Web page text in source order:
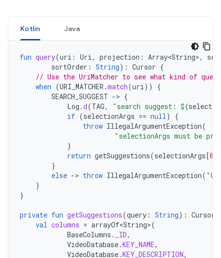
Kotlin Java
fun query(uri : Uri, projection : Array<String>,
sortOrder : String): Cursor {
// Use the UriMatcher to see what kind of
when (URI_MATCHER .match(uri))
{
SEARCH_SUGGEST -> {
Log .d(TAG, "search suggest: ${
if (selectionArgs == null)
{
throw IllegalArgumentException(
"selectionArgs must be
}
return getSuggestions(selectionArgs[0
}
else -> throw IllegalArgumentException(
}
}
private fun getSuggestions(query : String): Cursor
val columns = arrayOf<String>(
BaseColumns . _ID,
VideoDatabase.KEY_NAME,
VideoDatabase.KEY_DESCRIPTION,